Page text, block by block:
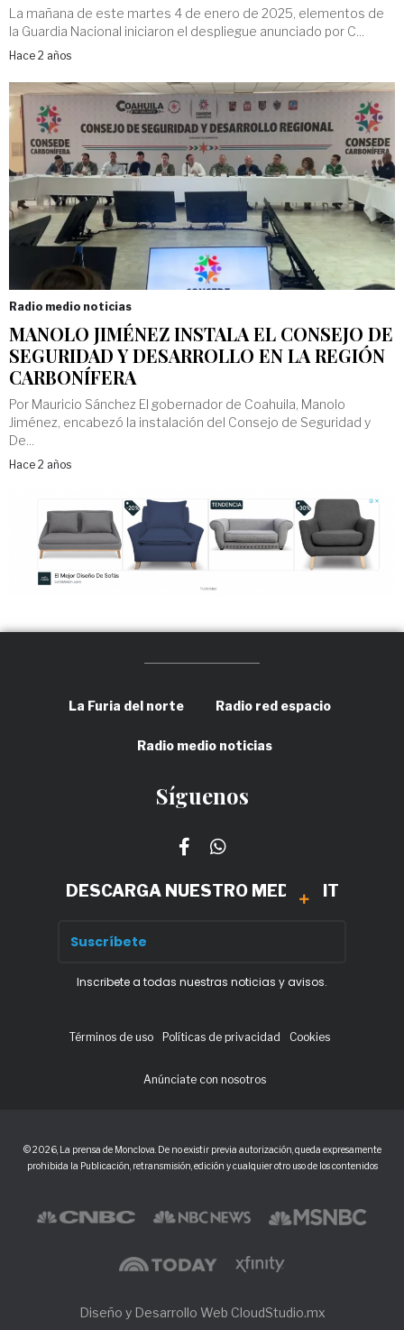
La mañana de este martes 4 de enero de 2025, elementos de
la Guardia Nacional iniciaron el despliegue anunciado por C...
Hace 2 años
Radio medio noticias
MANOLO JIMÉNEZ INSTALA EL CONSEJO DE
SEGURIDAD Y DESARROLLO EN LA REGIÓN
CARBONÍFERA
Por Mauricio Sánchez El gobernador de Coahuila, Manolo
Jiménez, encabezó la instalación del Consejo de Seguridad y
De...
Hace 2 años
La Furia del norte Radio red espacio
Radio medio noticias
Síguenos
DESCARGA NUESTRO MEDIA KIT
Inscribete a todas nuestras noticias y avisos.
Términos de uso Políticas de privacidad Cookies
Anúnciate con nosotros
© 2026, La prensa de Monclova. De no existir previa autorización, queda expresamente
prohibida la Publicación, retransmisión, edición y cualquier otro uso de los contenidos
Diseño y Desarrollo Web CloudStudio.mx